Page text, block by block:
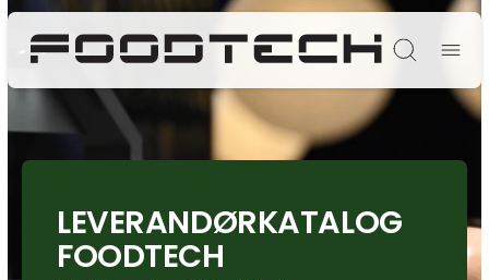
Søg
LEVERANDØRKATALOG
FOODTECH